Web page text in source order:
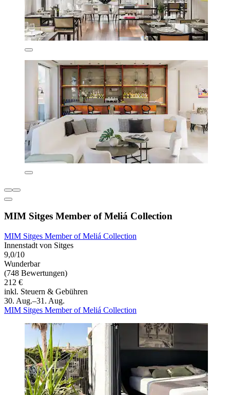
MIM Sitges Member of Meliá Collection
MIM Sitges Member of Meliá Collection
Innenstadt von Sitges
9,0/10
Wunderbar
(748 Bewertungen)
212 €
inkl. Steuern & Gebühren
30. Aug.–31. Aug.
MIM Sitges Member of Meliá Collection